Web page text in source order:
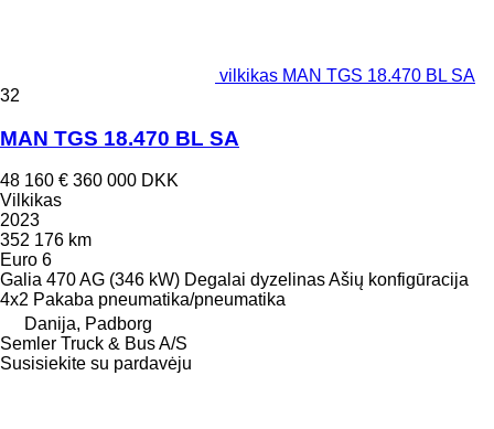
vilkikas MAN TGS 18.470 BL SA
32
MAN TGS 18.470 BL SA
48 160 € 360 000 DKK
Vilkikas
2023
352 176 km
Euro 6
Galia 470 AG (346 kW) Degalai dyzelinasAšių konfigūracija
4x2 Pakaba pneumatika/pneumatika
Danija, Padborg
Semler Truck & Bus A/S
Susisiekite su pardavėju